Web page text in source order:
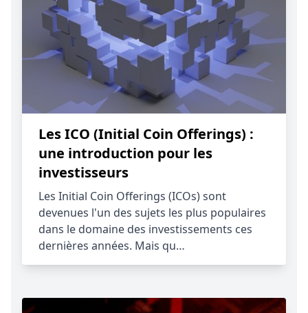
Les ICO (Initial Coin Offerings) :
une introduction pour les
investisseurs
Les Initial Coin Offerings (ICOs) sont
devenues l'un des sujets les plus populaires
dans le domaine des investissements ces
dernières années. Mais qu…